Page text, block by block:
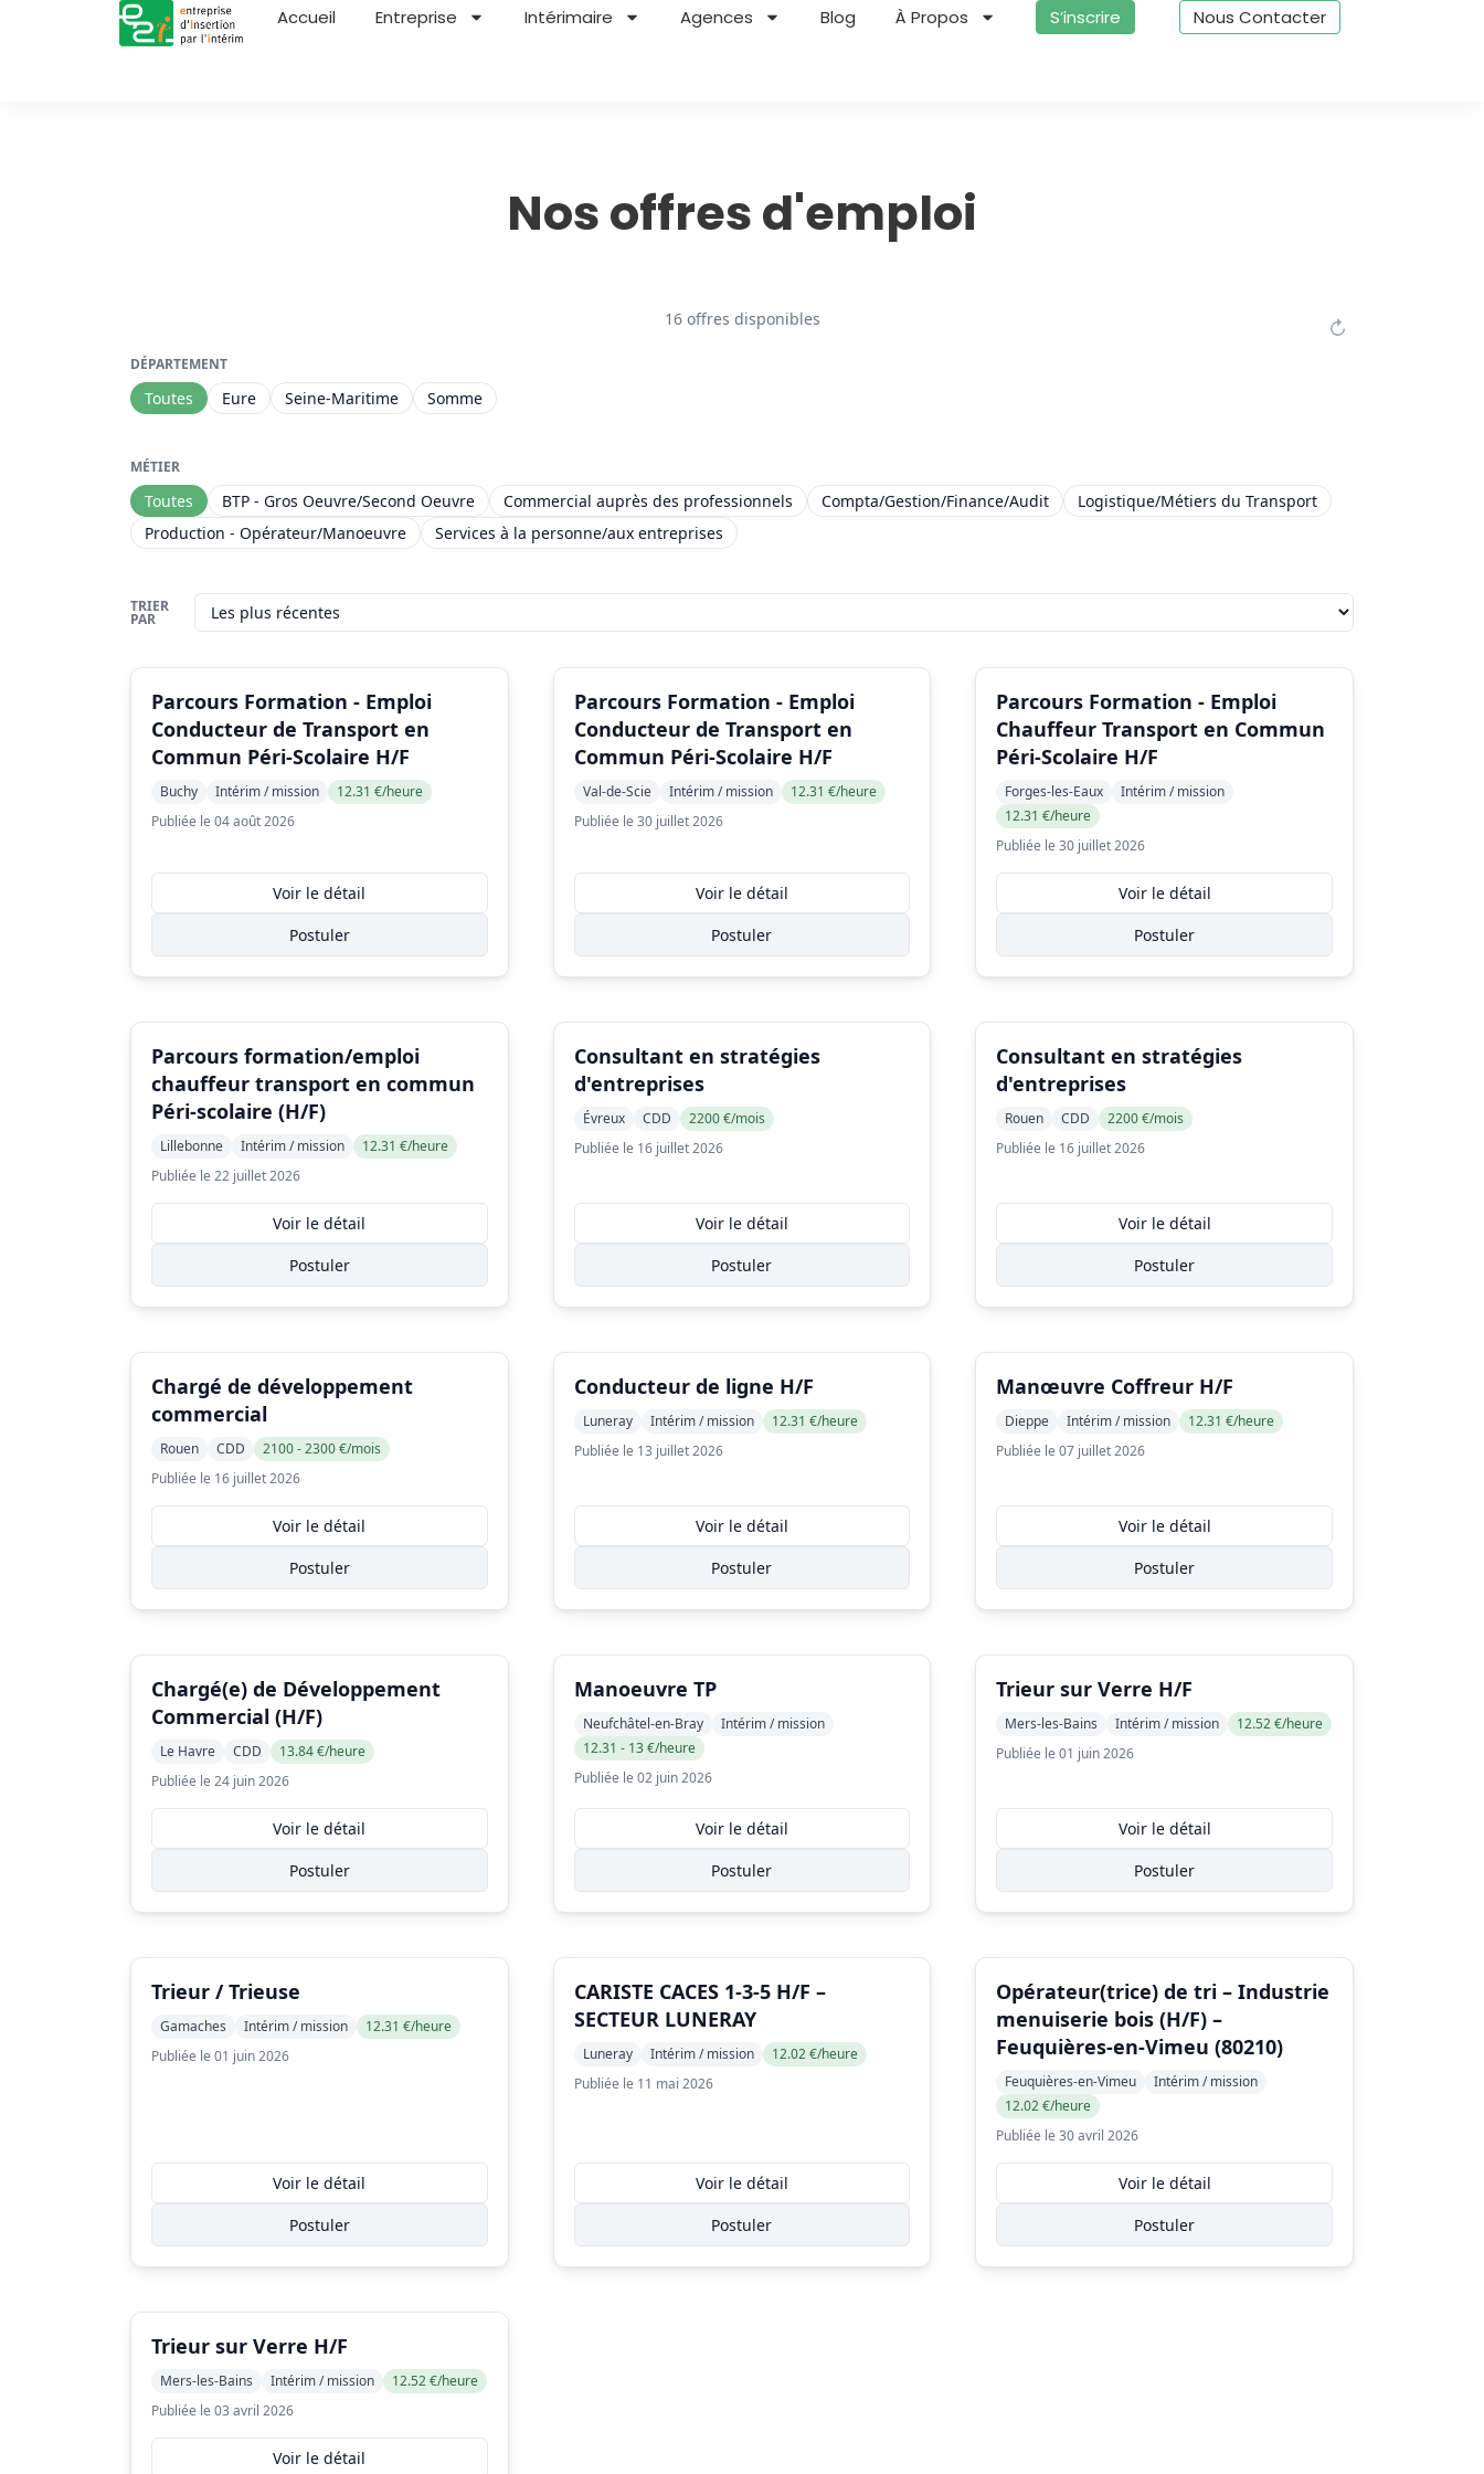
Accueil Entreprise Intérimaire Agences Blog À Propos S’inscrire Nous Contacter
Nos offres d'emploi
16 offres disponibles ↻
DÉPARTEMENT
Toutes Eure Seine-Maritime Somme
MÉTIER
Toutes BTP - Gros Oeuvre/Second Oeuvre Commercial auprès des professionnels Compta/Gestion/Finance/Audit
Logistique/Métiers du Transport
Production - Opérateur/Manoeuvre
Services à la personne/aux entreprises
TRIER
PAR
Parcours Formation - Emploi
Conducteur de Transport en
Commun Péri-Scolaire H/F
Buchy Intérim / mission
12.31 €/heure
Publiée le 04 août 2026
Voir le détail
Postuler
Parcours Formation - Emploi
Conducteur de Transport en
Commun Péri-Scolaire H/F
Val-de-Scie Intérim / mission
12.31 €/heure
Publiée le 30 juillet 2026
Voir le détail
Postuler
Parcours Formation - Emploi
Chauffeur Transport en Commun
Péri-Scolaire H/F
Forges-les-Eaux
Intérim / mission
12.31 €/heure
Publiée le 30 juillet 2026
Voir le détail
Postuler
Parcours formation/emploi
chauffeur transport en commun
Péri-scolaire (H/F)
Lillebonne Intérim / mission
12.31 €/heure
Publiée le 22 juillet 2026
Voir le détail
Postuler
Consultant en stratégies
d'entreprises
Évreux CDD
2200 €/mois
Publiée le 16 juillet 2026
Voir le détail
Postuler
Consultant en stratégies
d'entreprises
Rouen CDD
2200 €/mois
Publiée le 16 juillet 2026
Voir le détail
Postuler
Chargé de développement
commercial
Rouen CDD
2100 - 2300 €/mois
Publiée le 16 juillet 2026
Voir le détail
Postuler
Conducteur de ligne H/F
Luneray Intérim / mission
12.31 €/heure
Publiée le 13 juillet 2026
Voir le détail
Postuler
Manœuvre Coffreur H/F
Dieppe Intérim / mission
12.31 €/heure
Publiée le 07 juillet 2026
Voir le détail
Postuler
Chargé(e) de Développement
Commercial (H/F)
Le Havre CDD
13.84 €/heure
Publiée le 24 juin 2026
Voir le détail
Postuler
Manoeuvre TP
Neufchâtel-en-Bray
Intérim / mission
12.31 - 13 €/heure
Publiée le 02 juin 2026
Voir le détail
Postuler
Trieur sur Verre H/F
Mers-les-Bains Intérim / mission
12.52 €/heure
Publiée le 01 juin 2026
Voir le détail
Postuler
Trieur / Trieuse
Gamaches Intérim / mission
12.31 €/heure
Publiée le 01 juin 2026
Voir le détail
Postuler
CARISTE CACES 1-3-5 H/F –
SECTEUR LUNERAY
Luneray Intérim / mission
12.02 €/heure
Publiée le 11 mai 2026
Voir le détail
Postuler
Opérateur(trice) de tri – Industrie
menuiserie bois (H/F) –
Feuquières‑en‑Vimeu (80210)
Feuquières-en-Vimeu
Intérim / mission
12.02 €/heure
Publiée le 30 avril 2026
Voir le détail
Postuler
Trieur sur Verre H/F
Mers-les-Bains Intérim / mission
12.52 €/heure
Publiée le 03 avril 2026
Voir le détail